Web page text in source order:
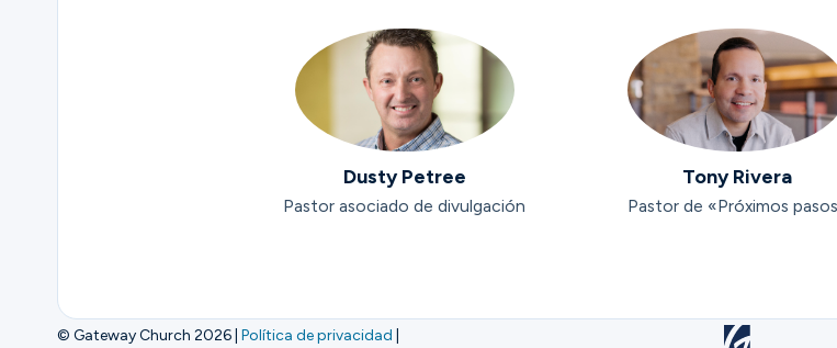
Dusty Petree
Pastor asociado de divulgación
Tony Rivera
Pastor de «Próximos
© Gateway Church 2026 Política de privacidad